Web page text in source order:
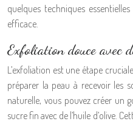
quelques techniques
efficace.
Exfoliation douce avec
L’exfoliation est une étape
préparer la peau à recevoir les
naturelle, vous pouvez créer un
sucre fin avec de l’huile d’olive.